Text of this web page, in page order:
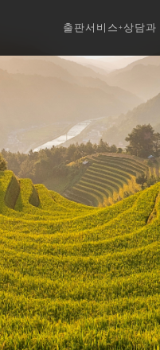
출판서비스 + 상담과